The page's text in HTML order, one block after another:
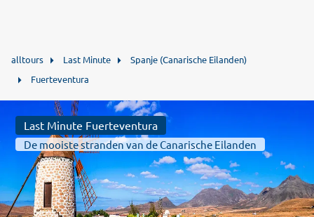
alltours Last Minute
Spanje (Canarische Eilanden)
Fuerteventura
Last Minute Fuerteventura
De mooiste stranden van de Canarische Eilanden